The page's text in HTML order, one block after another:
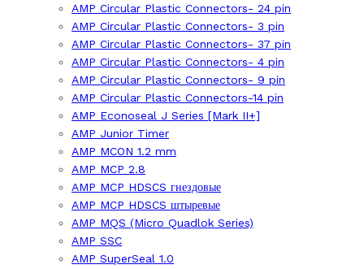
AMP Circular Plastic Connectors- 24 pin
AMP Circular Plastic Connectors- 3 pin
AMP Circular Plastic Connectors- 37 pin
AMP Circular Plastic Connectors- 4 pin
AMP Circular Plastic Connectors- 9 pin
AMP Circular Plastic Connectors-14 pin
AMP Econoseal J Series [Mark II+]
AMP Junior Timer
AMP MCON 1.2 mm
AMP MCP 2.8
AMP MCP HDSCS гнездовые
AMP MCP HDSCS штыревые
AMP MQS (Micro Quadlok Series)
AMP SSC
AMP SuperSeal 1.0